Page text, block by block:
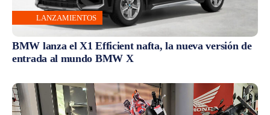
LANZAMIENTOS
BMW lanza el X1 Efficient nafta, la nueva versión de
entrada al mundo BMW X